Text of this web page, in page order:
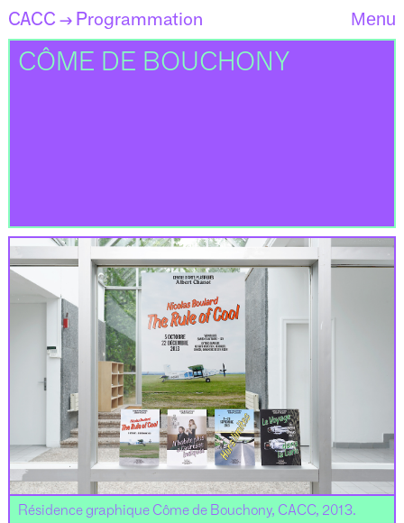
CACC →Programmation Menu
Résidence graphique Côme de Bouchony, CACC, 2013.
CÔME DE BOUCHONY